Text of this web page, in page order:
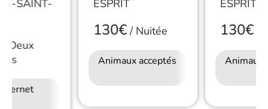
SAINT-
Deux
ESPRIT
130€/Nuitée
Animaux acceptés
Accès Internet
ESPRIT
130€/
Animaux